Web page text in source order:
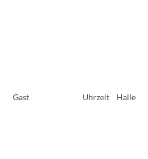
Gast Uhrzeit Halle